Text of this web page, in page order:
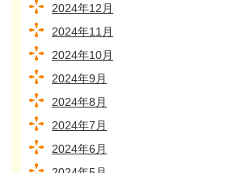
2024年12月
2024年11月
2024年10月
2024年9月
2024年8月
2024年7月
2024年6月